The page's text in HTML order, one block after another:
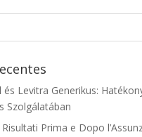
és Levitra Generikus:
Szolgálatában
Risultati Prima e Dopo